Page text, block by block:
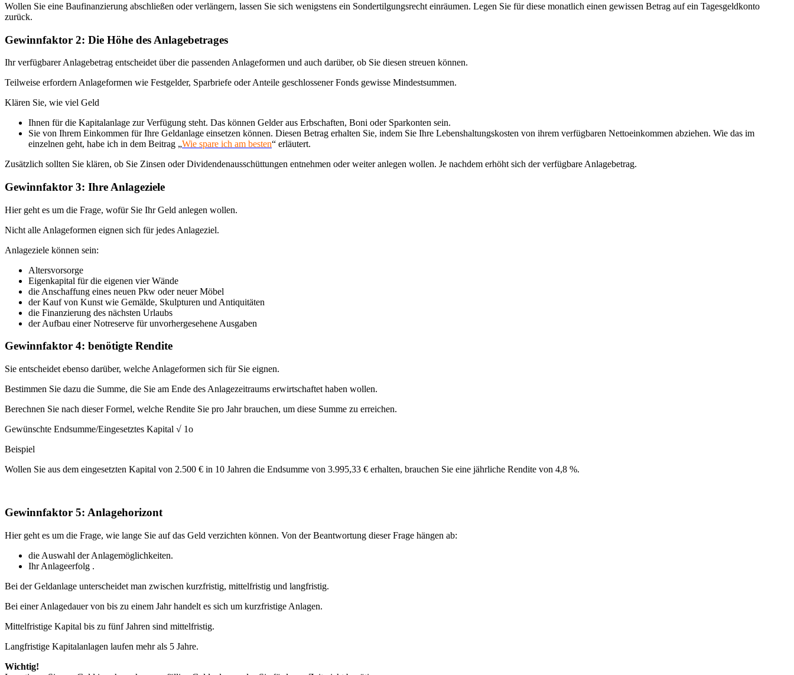
Wollen Sie eine Baufinanzierung abschließen oder verlängern, lassen Sie sich wenigstens ein Sondertilgungsrecht einräumen. Legen Sie für diese monatlich einen gewissen Betrag auf ein Tagesgeldkonto
zurück.
Gewinnfaktor 2: Die Höhe des Anlagebetrages
Ihr verfügbarer Anlagebetrag entscheidet über die passenden Anlageformen und auch darüber, ob Sie diesen streuen können.
Teilweise erfordern Anlageformen wie Festgelder, Sparbriefe oder Anteile geschlossener Fonds gewisse Mindestsummen.
Klären Sie, wie viel Geld
Ihnen für die Kapitalanlage zur Verfügung steht. Das können Gelder aus Erbschaften, Boni oder Sparkonten sein.
Sie von Ihrem Einkommen für Ihre Geldanlage einsetzen können. Diesen Betrag erhalten Sie, indem Sie Ihre Lebenshaltungskosten von ihrem verfügbaren Nettoeinkommen abziehen. Wie das im
einzelnen geht, habe ich in dem Beitrag „Wie spare ich am besten“ erläutert.
Zusätzlich sollten Sie klären, ob Sie Zinsen oder Dividendenausschüttungen entnehmen oder weiter anlegen wollen. Je nachdem erhöht sich der verfügbare Anlagebetrag.
Gewinnfaktor 3: Ihre Anlageziele
Hier geht es um die Frage, wofür Sie Ihr Geld anlegen wollen.
Nicht alle Anlageformen eignen sich für jedes Anlageziel.
Anlageziele können sein:
Altersvorsorge
Eigenkapital für die eigenen vier Wände
die Anschaffung eines neuen Pkw oder neuer Möbel
der Kauf von Kunst wie Gemälde, Skulpturen und Antiquitäten
die Finanzierung des nächsten Urlaubs
der Aufbau einer Notreserve für unvorhergesehene Ausgaben
Gewinnfaktor 4: benötigte Rendite
Sie entscheidet ebenso darüber, welche Anlageformen sich für Sie eignen.
Bestimmen Sie dazu die Summe, die Sie am Ende des Anlagezeitraums erwirtschaftet haben wollen.
Berechnen Sie nach dieser Formel, welche Rendite Sie pro Jahr brauchen, um diese Summe zu erreichen.
Gewünschte Endsumme/Eingesetztes Kapital √ 1o
Beispiel
Wollen Sie aus dem eingesetzten Kapital von 2.500 € in 10 Jahren die Endsumme von 3.995,33 € erhalten, brauchen Sie eine jährliche Rendite von 4,8 %.
Gewinnfaktor 5: Anlagehorizont
Hier geht es um die Frage, wie lange Sie auf das Geld verzichten können. Von der Beantwortung dieser Frage hängen ab:
die Auswahl der Anlagemöglichkeiten.
Ihr Anlageerfolg .
Bei der Geldanlage unterscheidet man zwischen kurzfristig, mittelfristig und langfristig.
Bei einer Anlagedauer von bis zu einem Jahr handelt es sich um kurzfristige Anlagen.
Mittelfristige Kapital bis zu fünf Jahren sind mittelfristig.
Langfristige Kapitalanlagen laufen mehr als 5 Jahre.
Wichtig!